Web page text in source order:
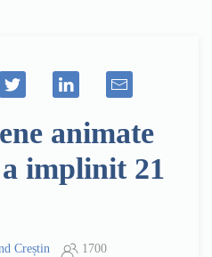
animate
a implinit 21
Creștin 1700